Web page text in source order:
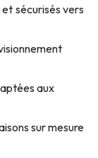
sécurisés vers
aux
sur mesure